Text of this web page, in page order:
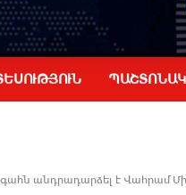
անդրադարձել է Վահրամ